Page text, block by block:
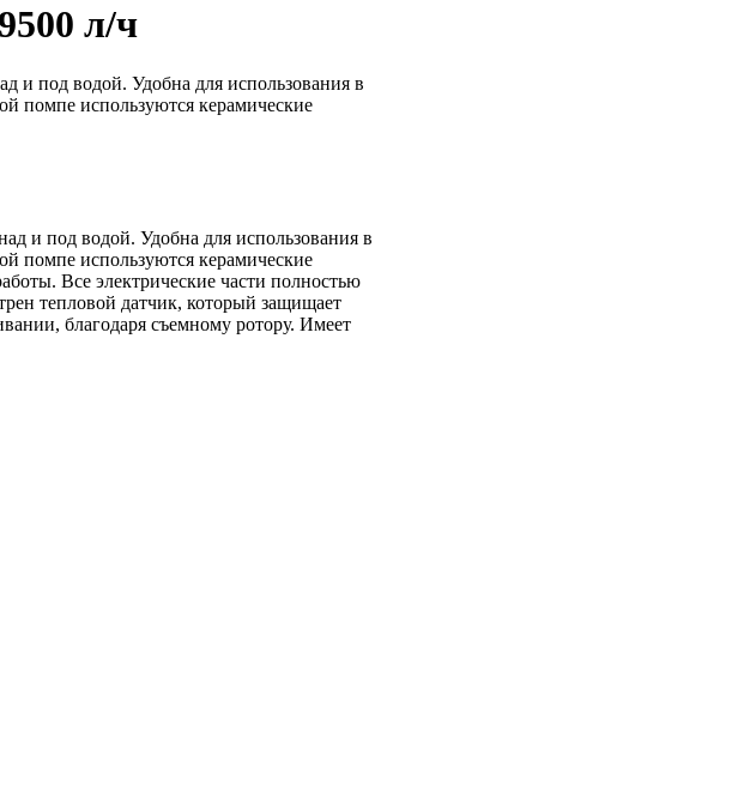
л/ч
и под водой. Удобна для использования в
помпе используются керамические
и под водой. Удобна для использования в
помпе используются керамические
Все электрические части полностью
тепловой датчик, который защищает
благодаря съемному ротору. Имеет